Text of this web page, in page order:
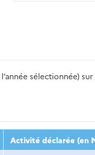
sélectionnée)
2019
Activité déclarée (en